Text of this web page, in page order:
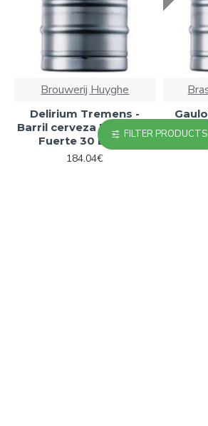
Brouwerij Huyghe
Delirium Tremens -
Barril cerveza Belga Ale
Fuerte 30 Litros
184.04€
Barril
FILTER PRODUCTS